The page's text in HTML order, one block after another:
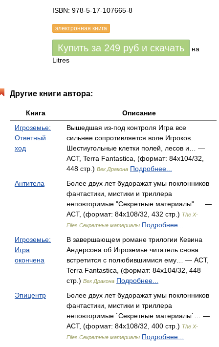
ISBN: 978-5-17-107665-8
электронная книга
Купить за 249 руб и скачать
на
Litres
Другие книги автора:
Книга
Описание
Игроземье:
Ответный
ход
Вышедшая из-под контроля Игра все
сильнее сопротивляется воле Игроков.
Шестиугольные клетки полей, лесов и… —
АСТ, Terra Fantastica, (формат: 84x104/32,
448 стр.) Век Дракона Подробнее...
Антитела
Более двух лет будоражат умы поклонников
фантастики, мистики и триллера
неповторимые "Секретные материалы" … —
АСТ, (формат: 84x108/32, 432 стр.) The X-
Files.Секретные материалы Подробнее...
Игроземье:
Игра
окончена
В завершающем романе трилогии Кевина
Андерсона об Игроземье читатель снова
встретится с полюбившимися ему… — АСТ,
Terra Fantastica, (формат: 84x104/32, 448
стр.) Век Дракона Подробнее...
Эпицентр
Более двух лет будоражат умы поклонников
фантастики, мистики и триллера
неповторимые `Секретные материалы`… —
АСТ, (формат: 84x108/32, 400 стр.) The X-
Files.Секретные материалы Подробнее...